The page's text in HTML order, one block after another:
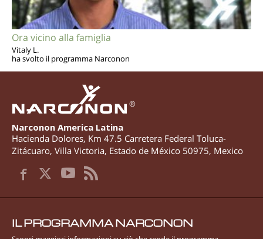
Ora vicino alla famiglia
Vitaly L.
ha svolto il programma Narconon
®
Narconon America Latina
Hacienda Dolores, Km 47.5 Carretera Federal Toluca-
Zitácuaro, Villa Victoria, Estado de México 50975, Mexico
IL PROGRAMMA NARCONON